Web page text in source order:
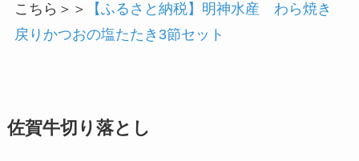
こちら＞＞
【ふるさと納税】明神水産 わら焼き
戻りかつおの塩たたき3節セット
佐賀牛切り落とし